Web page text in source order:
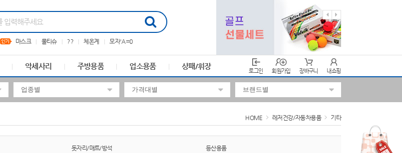
마스크 물티슈 ?? 체온계 모자'A=0
악세사리 주방용품 업소용품 상패/휘장
로그인 회원가입 장바구니 내쇼핑
HOME 레저건강/자동차용품 기타
돗자리/매트/방석
등산용품